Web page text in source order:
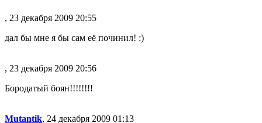
, 23 декабря 2009 20:55
дал бы мне я бы сам её починил! :)
, 23 декабря 2009 20:56
Бородатый боян!!!!!!!!
Mutantik, 24 декабря 2009 01:13